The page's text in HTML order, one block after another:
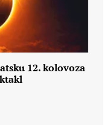
12. kolovoza